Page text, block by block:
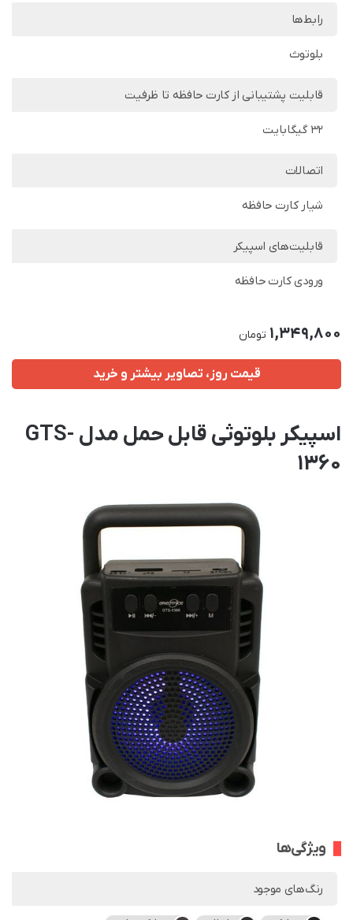
رابط‌ها
بلوتوث
قابلیت پشتیبانی از کارت حافظه تا ظرفیت
32 گیگابایت
اتصالات
شیار کارت حافظه
قابلیت‌های اسپیکر
ورودی کارت حافظه
1,349,800 تومان
قیمت روز، تصاویر بیشتر و خرید
اسپیکر بلوتوثی قابل حمل مدل GTS-
1360
ویژگی‌ها
رنگ‌های موجود